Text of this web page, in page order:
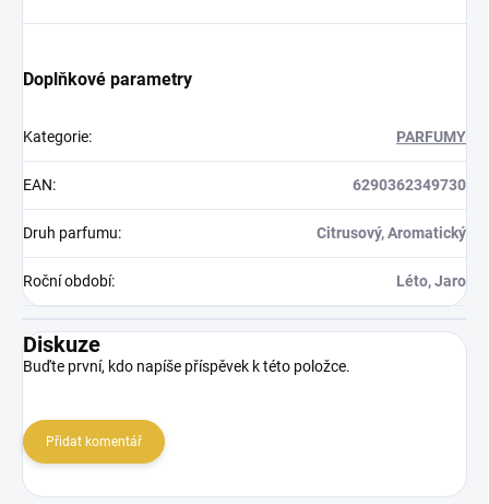
Doplňkové parametry
Kategorie: PARFUMY
EAN: 6290362349730
Druh parfumu: Citrusový, Aromatický
Roční období: Léto, Jaro
Diskuze
Buďte první, kdo napíše příspěvek k této položce.
Přidat komentář